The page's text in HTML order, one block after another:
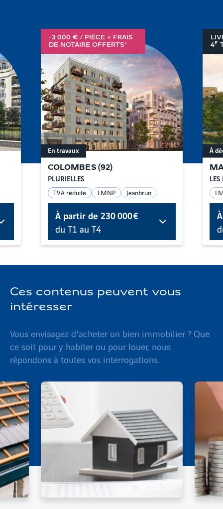
-3 000 € / PIÈCE + FRAIS
DE NOTAIRE OFFERTS*
COLOMBES(92)
PLURIELLES
En travaux
TVA réduite LMNP Jeanbrun
À partir de230 000 €
du T1 au T4
4E
LES
À
Ces contenus peuvent vous
intéresser
Vous envisagez d'acheter un bien immobilier ? Que
ce soit pour y habiter ou pour louer, nous
répondons à toutes vos interrogations.